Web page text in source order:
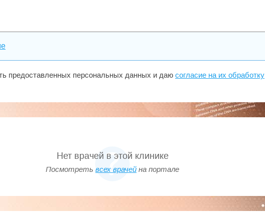
KIMMS (Key Incident
доступными ценами и
предоставленных персональных данных и даю согласие на их обработку
Нет врачей в этой клинике
Посмотреть всех врачей на портале